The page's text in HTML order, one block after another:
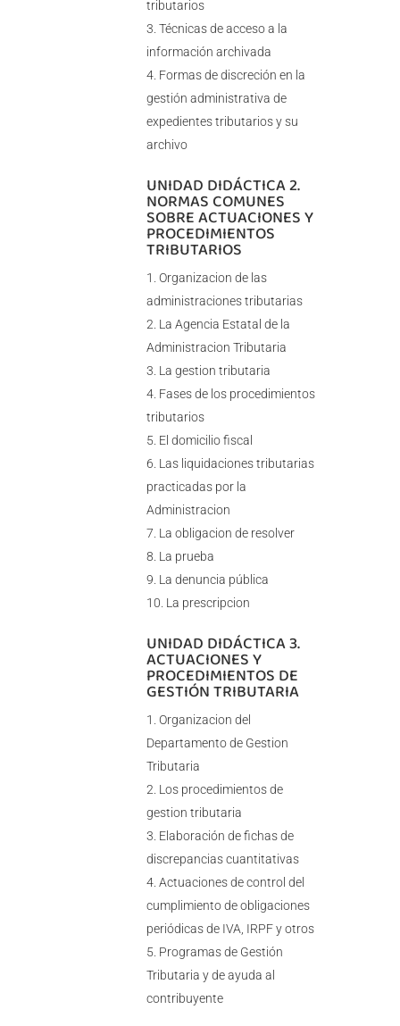
tributarios
Técnicas de acceso a la
información archivada
Formas de discreción en la
gestión administrativa de
expedientes tributarios y su
archivo
UNIDAD DIDÁCTICA 2.
NORMAS COMUNES
SOBRE ACTUACIONES Y
PROCEDIMIENTOS
TRIBUTARIOS
Organizacion de las
administraciones tributarias
La Agencia Estatal de la
Administracion Tributaria
La gestion tributaria
Fases de los procedimientos
tributarios
El domicilio fiscal
Las liquidaciones tributarias
practicadas por la
Administracion
La obligacion de resolver
La prueba
La denuncia pública
La prescripcion
UNIDAD DIDÁCTICA 3.
ACTUACIONES Y
PROCEDIMIENTOS DE
GESTIÓN TRIBUTARIA
Organizacion del
Departamento de Gestion
Tributaria
Los procedimientos de
gestion tributaria
Elaboración de fichas de
discrepancias cuantitativas
Actuaciones de control del
cumplimiento de obligaciones
periódicas de IVA, IRPF y otros
Programas de Gestión
Tributaria y de ayuda al
contribuyente